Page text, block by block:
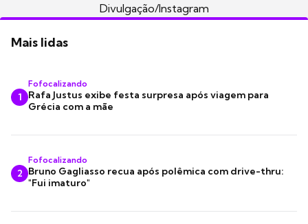
Divulgação/Instagram
Mais lidas
1
Fofocalizando
Rafa Justus exibe festa surpresa após viagem para
Grécia com a mãe
2
Fofocalizando
Bruno Gagliasso recua após polêmica com drive-thru:
"Fui imaturo"